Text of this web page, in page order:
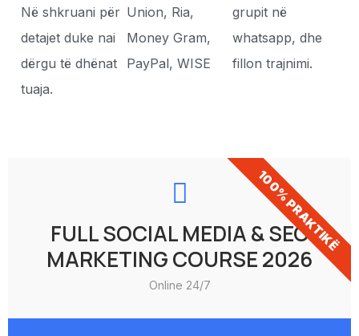
Në shkruani për
detajet duke nai
dërgu të dhënat
tuaja.
Union, Ria,
Money Gram,
PayPal, WISE
grupit në
whatsapp, dhe
fillon trajnimi.
FULL SOCIAL MEDIA & SEO
MARKETING COURSE 2026
Online 24/7
100% PRAKTIKË